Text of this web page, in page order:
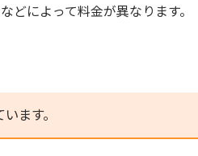
によって料金が異なります。
ます。